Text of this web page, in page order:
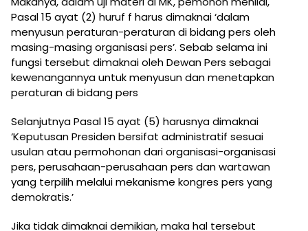
Pasal 15 ayat (2) huruf f harus dimaknai ‘dalam
menyusun peraturan-peraturan di bidang pers oleh
masing-masing organisasi pers’. Sebab selama ini
fungsi tersebut dimaknai oleh Dewan Pers sebagai
kewenangannya untuk menyusun dan menetapkan
peraturan di bidang pers
Selanjutnya Pasal 15 ayat (5) harusnya dimaknai
‘Keputusan Presiden bersifat administratif sesuai
usulan atau permohonan dari organisasi-organisasi
pers, perusahaan-perusahaan pers dan wartawan
yang terpilih melalui mekanisme kongres pers yang
demokratis.’
Jika tidak dimaknai demikian, maka hal tersebut